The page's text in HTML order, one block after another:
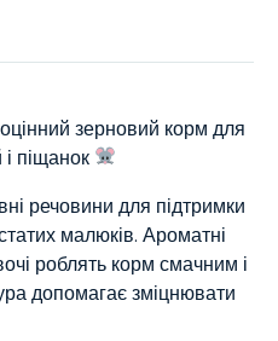
зерновий корм для
піщанок
речовини для підтримки
малюків. Ароматні
роблять корм смачним і
допомагає зміцнювати